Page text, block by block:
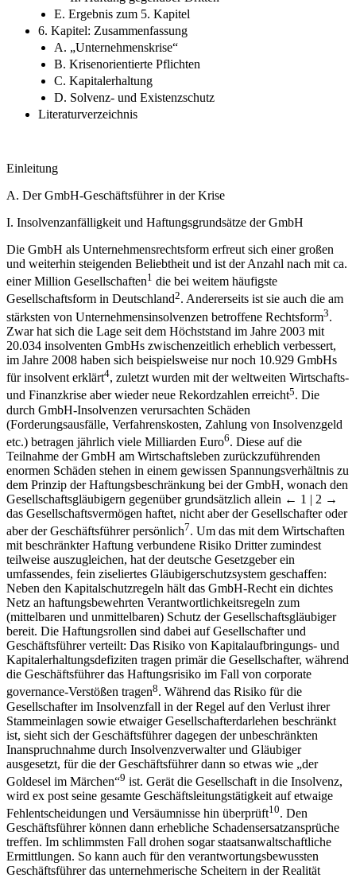
E. Ergebnis zum 5. Kapitel
6. Kapitel: Zusammenfassung
A. „Unternehmenskrise“
B. Krisenorientierte Pflichten
C. Kapitalerhaltung
D. Solvenz- und Existenzschutz
Literaturverzeichnis
Einleitung
A. Der GmbH-Geschäftsführer in der Krise
I. Insolvenzanfälligkeit und Haftungsgrundsätze der GmbH
Die GmbH als Unternehmensrechtsform erfreut sich einer großen
und weiterhin steigenden Beliebtheit und ist der Anzahl nach mit ca.
einer Million Gesellschaften1 die bei weitem häufigste
Gesellschaftsform in Deutschland2. Andererseits ist sie auch die am
stärksten von Unternehmensinsolvenzen betroffene Rechtsform3.
Zwar hat sich die Lage seit dem Höchststand im Jahre 2003 mit
20.034 insolventen GmbHs zwischenzeitlich erheblich verbessert,
im Jahre 2008 haben sich beispielsweise nur noch 10.929 GmbHs
für insolvent erklärt4, zuletzt wurden mit der weltweiten Wirtschafts-
und Finanzkrise aber wieder neue Rekordzahlen erreicht5. Die
durch GmbH-Insolvenzen verursachten Schäden
(Forderungsausfälle, Verfahrenskosten, Zahlung von Insolvenzgeld
etc.) betragen jährlich viele Milliarden Euro6. Diese auf die
Teilnahme der GmbH am Wirtschaftsleben zurückzuführenden
enormen Schäden stehen in einem gewissen Spannungsverhältnis zu
dem Prinzip der Haftungsbeschränkung bei der GmbH, wonach den
Gesellschaftsgläubigern gegenüber grundsätzlich allein ← 1 | 2 →
das Gesellschaftsvermögen haftet, nicht aber der Gesellschafter oder
aber der Geschäftsführer persönlich7. Um das mit dem Wirtschaften
mit beschränkter Haftung verbundene Risiko Dritter zumindest
teilweise auszugleichen, hat der deutsche Gesetzgeber ein
umfassendes, fein ziseliertes Gläubigerschutzsystem geschaffen:
Neben den Kapitalschutzregeln hält das GmbH-Recht ein dichtes
Netz an haftungsbewehrten Verantwortlichkeitsregeln zum
(mittelbaren und unmittelbaren) Schutz der Gesellschaftsgläubiger
bereit. Die Haftungsrollen sind dabei auf Gesellschafter und
Geschäftsführer verteilt: Das Risiko von Kapitalaufbringungs- und
Kapitalerhaltungsdefiziten tragen primär die Gesellschafter, während
die Geschäftsführer das Haftungsrisiko im Fall von corporate
governance-Verstößen tragen8. Während das Risiko für die
Gesellschafter im Insolvenzfall in der Regel auf den Verlust ihrer
Stammeinlagen sowie etwaiger Gesellschafterdarlehen beschränkt
ist, sieht sich der Geschäftsführer dagegen der unbeschränkten
Inanspruchnahme durch Insolvenzverwalter und Gläubiger
ausgesetzt, für die der Geschäftsführer dann so etwas wie „der
Goldesel im Märchen“9 ist. Gerät die Gesellschaft in die Insolvenz,
wird ex post seine gesamte Geschäftsleitungstätigkeit auf etwaige
Fehlentscheidungen und Versäumnisse hin überprüft10. Den
Geschäftsführer können dann erhebliche Schadensersatzansprüche
treffen. Im schlimmsten Fall drohen sogar staatsanwaltschaftliche
Ermittlungen. So kann auch für den verantwortungsbewussten
Geschäftsführer das unternehmerische Scheitern in der Realität